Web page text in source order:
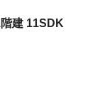
建 11SDK